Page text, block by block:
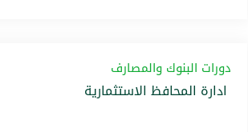
دورات البنوك والمصارف
ادارة المحافظ الاستثمارية